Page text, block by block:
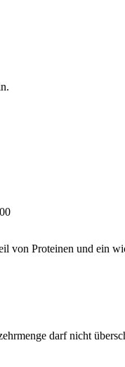
von Proteinen und ein
darf nicht